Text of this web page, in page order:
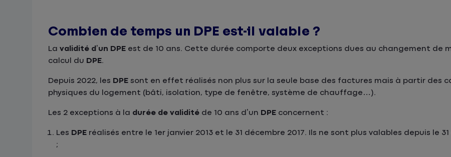
Combien de temps un DPE est-il valable ?
La validité d’un DPE est de 10 ans. Cette durée comporte deux exceptions dues au changement de
calcul du DPE.
Depuis 2022, les DPE sont en effet réalisés non plus sur la seule base des factures mais à partir des
physiques du logement (bâti, isolation, type de fenêtre, système de chauffage…).
Les 2 exceptions à la durée de validité de 10 ans d’un DPE concernent :
Les DPE réalisés entre le 1er janvier 2013 et le 31 décembre 2017. Ils ne sont plus valables depuis le
;